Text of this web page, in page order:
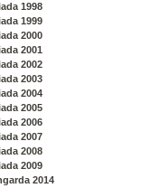
1998
1999
2000
2001
2002
2003
2004
2005
2006
2007
2008
2009
2014